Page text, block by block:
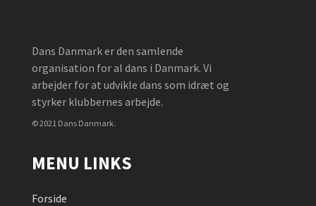
Dans Danmark er den samlende
organisation for al dans i Danmark. Vi
arbejder for at udvikle dans som idræt og
styrker klubbernes arbejde.
© 2021 Dans Danmark.
MENU LINKS
Forside